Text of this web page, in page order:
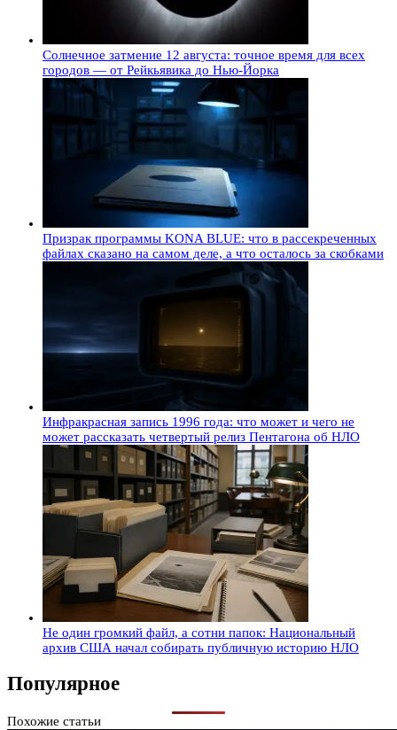
Солнечное затмение 12 августа: точное время для всех
городов — от Рейкьявика до Нью-Йорка
Призрак программы KONA BLUE: что в рассекреченных
файлах сказано на самом деле, а что осталось за скобками
Инфракрасная запись 1996 года: что может и чего не
может рассказать четвертый релиз Пентагона об НЛО
Не один громкий файл, а сотни папок: Национальный
архив США начал собирать публичную историю НЛО
Популярное
Похожие статьи